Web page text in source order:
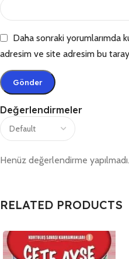
Değerlendirmeler
Henüz değerlendirme yapılmadı.
Daha sonraki yorumlarımda
adresim ve site adresim bu
RELATED PRODUCTS